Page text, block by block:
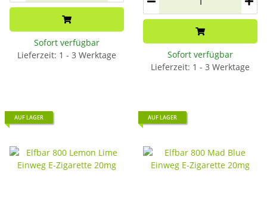
Sofort verfügbar
Lieferzeit: 1 - 3 Werktage
Sofort verfügbar
Lieferzeit: 1 - 3 Werktage
AUF LAGER AUF LAGER